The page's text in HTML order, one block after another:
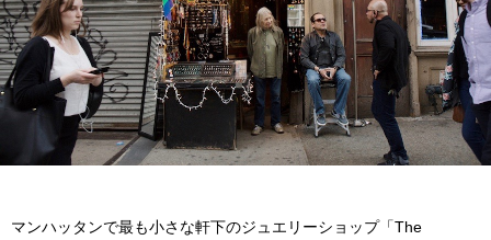
マンハッタンで最も小さな軒下のジュエリーショップ「The